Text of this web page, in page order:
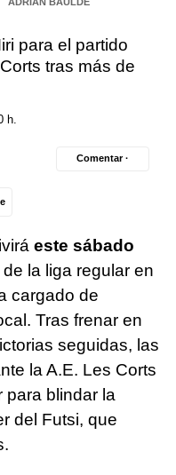
para el partido
tras más de
h.
Comentar ·
este sábado
la liga regular en
cargado de
Tras frenar en
seguidas, las
la A.E. Les Corts
para blindar la
del Futsi, que